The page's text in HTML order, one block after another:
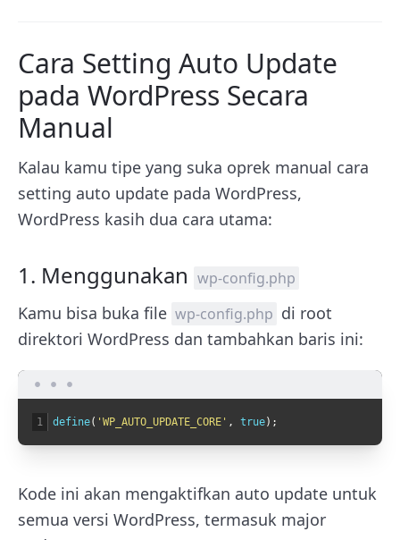
Cara Setting Auto Update
pada WordPress Secara
Manual
Kalau kamu tipe yang suka oprek manual cara
setting auto update pada WordPress,
WordPress kasih dua cara utama:
1. Menggunakan wp-config.php
Kamu bisa buka file wp-config.php di root
direktori WordPress dan tambahkan baris ini:
1 define( 'WP_AUTO_UPDATE_CORE' , true) ;
Kode ini akan mengaktifkan auto update untuk
semua versi WordPress, termasuk major